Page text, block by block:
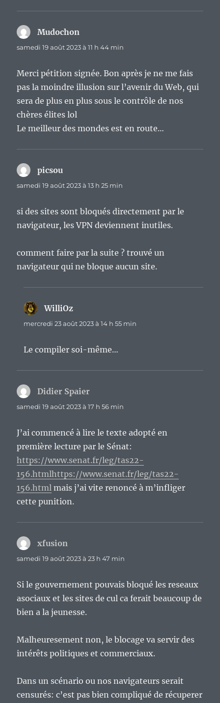
Mudochon
samedi 19 août 2023 à 11 h 44 min
Merci pétition signée. Bon après je ne me fais
pas la moindre illusion sur l’avenir du Web, qui
sera de plus en plus sous le contrôle de nos
chères élites lol
Le meilleur des mondes est en route…
picsou
samedi 19 août 2023 à 13 h 25 min
si des sites sont bloqués directement par le
navigateur, les VPN deviennent inutiles.
comment faire par la suite ? trouvé un
navigateur qui ne bloque aucun site.
WilliOz
mercredi 23 août 2023 à 14 h 55 min
Le compiler soi-même…
Didier Spaier
samedi 19 août 2023 à 17 h 56 min
J’ai commencé à lire le texte adopté en
première lecture par le Sénat:
https://www.senat.fr/leg/tas22-
156.htmlhttps://www.senat.fr/leg/tas22-
156.html mais j’ai vite renoncé à m’infliger
cette punition.
xfusion
samedi 19 août 2023 à 23 h 47 min
Si le gouvernement pouvais bloqué les reseaux
asociaux et les sites de cul ca ferait beaucoup de
bien a la jeunesse.
Malheuresement non, le blocage va servir des
intérêts politiques et commerciaux.
Dans un scénario ou nos navigateurs serait
censurés: c’est pas bien compliqué de récuperer